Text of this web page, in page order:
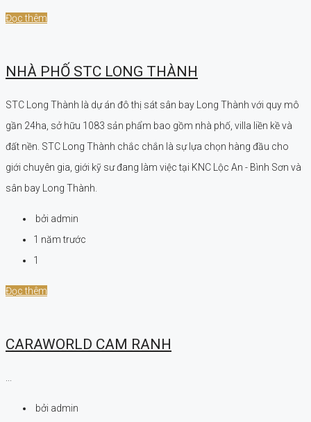
Đọc thêm
NHÀ PHỐ STC LONG THÀNH
STC Long Thành là dự án đô thị sát sân bay Long Thành với quy mô
gần 24ha, sở hữu 1083 sản phẩm bao gồm nhà phố, villa liền kề và
đất nền. STC Long Thành chắc chắn là sự lựa chọn hàng đầu cho
giới chuyên gia, giới kỹ sư đang làm việc tại KNC Lộc An - Bình Sơn và
sân bay Long Thành.
bởi admin
1 năm trước
1
Đọc thêm
CARAWORLD CAM RANH
bởi admin